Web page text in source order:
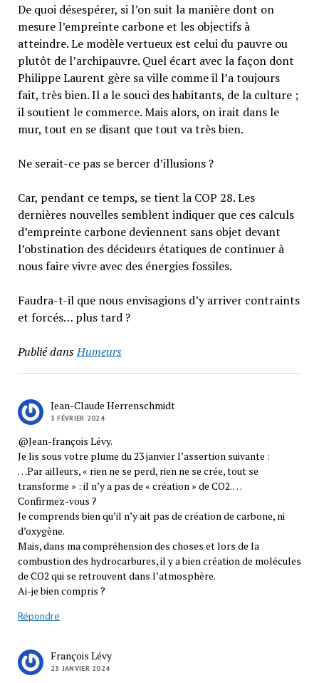
De quoi désespérer, si l’on suit la manière dont on
mesure l’empreinte carbone et les objectifs à
atteindre. Le modèle vertueux est celui du pauvre ou
plutôt de l’archipauvre. Quel écart avec la façon dont
Philippe Laurent gère sa ville comme il l’a toujours
fait, très bien. Il a le souci des habitants, de la culture ;
il soutient le commerce. Mais alors, on irait dans le
mur, tout en se disant que tout va très bien.
Ne serait-ce pas se bercer d’illusions ?
Car, pendant ce temps, se tient la COP 28. Les
dernières nouvelles semblent indiquer que ces calculs
d’empreinte carbone deviennent sans objet devant
l’obstination des décideurs étatiques de continuer à
nous faire vivre avec des énergies fossiles.
Faudra-t-il que nous envisagions d’y arriver contraints
et forcés… plus tard ?
Publié dansHumeurs
Jean-Claude Herrenschmidt
3 FÉVRIER 2024
@Jean-françois Lévy.
Je lis sous votre plume du 23 janvier l’assertion suivante :
…Par ailleurs, « rien ne se perd, rien ne se crée, tout se
transforme » : il n’y a pas de « création » de CO2. …
Confirmez-vous ?
Je comprends bien qu’il n’y ait pas de création de carbone, ni
d’oxygène.
Mais, dans ma compréhension des choses et lors de la
combustion des hydrocarbures, il y a bien création de molécules
de CO2 qui se retrouvent dans l’atmosphère.
Ai-je bien compris ?
Répondre
François Lévy
23 JANVIER 2024